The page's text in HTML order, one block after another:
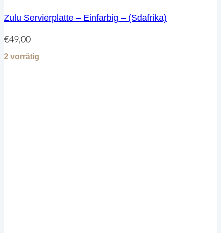
Zulu Servierplatte – Einfarbig – (Sdafrika)
€49,00
2 vorrätig